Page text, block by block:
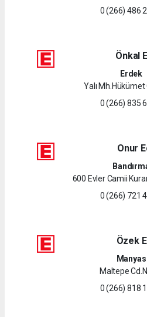
0 (266) 486
Önkal
Erdek
Yalı Mh.Hükümet
0 (266) 835
Onur
600 Evler Camii
0 (266) 721
Özek
Manyas
Maltepe
0 (266) 818